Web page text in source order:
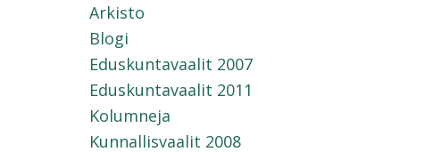
Arkisto
Blogi
Eduskuntavaalit 2007
Eduskuntavaalit 2011
Kolumneja
Kunnallisvaalit 2008